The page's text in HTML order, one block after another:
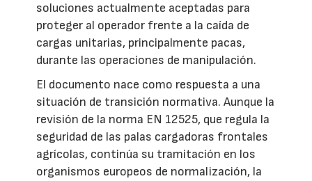
soluciones actualmente aceptadas para
proteger al operador frente a la caída de
cargas unitarias, principalmente pacas,
durante las operaciones de manipulación.
El documento nace como respuesta a una
situación de transición normativa. Aunque la
revisión de la norma EN 12525, que regula la
seguridad de las palas cargadoras frontales
agrícolas, continúa su tramitación en los
organismos europeos de normalización, la